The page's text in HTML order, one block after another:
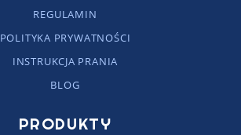
REGULAMIN
POLITYKA PRYWATNOŚCI
INSTRUKCJA PRANIA
BLOG
PRODUKTY